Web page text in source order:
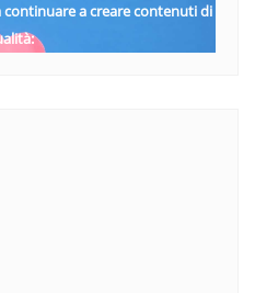
a creare contenuti di